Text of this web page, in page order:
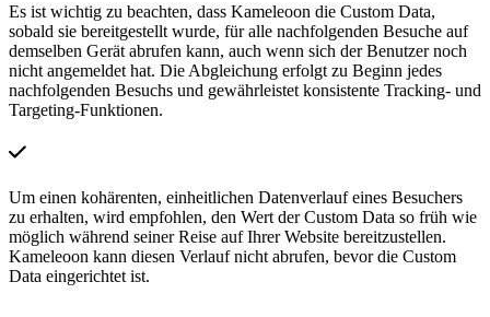
Es ist wichtig zu beachten, dass Kameleoon die Custom Data,
sobald sie bereitgestellt wurde, für alle nachfolgenden Besuche auf
demselben Gerät abrufen kann, auch wenn sich der Benutzer noch
nicht angemeldet hat. Die Abgleichung erfolgt zu Beginn jedes
nachfolgenden Besuchs und gewährleistet konsistente Tracking- und
Targeting-Funktionen.
Um einen kohärenten, einheitlichen Datenverlauf eines Besuchers
zu erhalten, wird empfohlen, den Wert der Custom Data so früh wie
möglich während seiner Reise auf Ihrer Website bereitzustellen.
Kameleoon kann diesen Verlauf nicht abrufen, bevor die Custom
Data eingerichtet ist.